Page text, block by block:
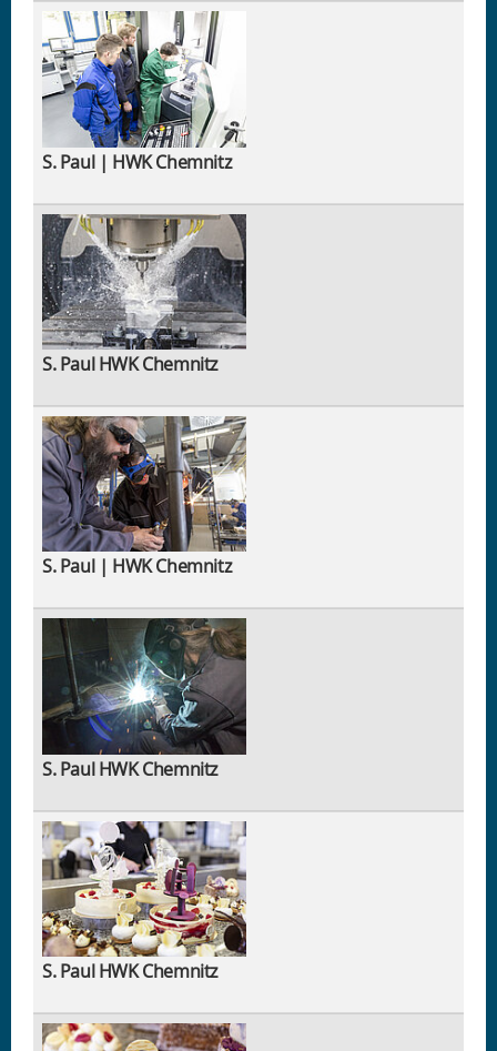
S. Paul | HWK Chemnitz
S. Paul HWK Chemnitz
S. Paul | HWK Chemnitz
S. Paul HWK Chemnitz
S. Paul HWK Chemnitz